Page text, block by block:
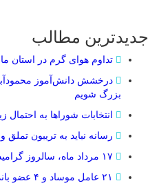
جدیدترین مطالب
تداوم هوای گرم در استان
درخشش دانش‌آموز
بزرگ شویم
انتخابات شوراها به احتمال
رسانه نباید به تریبون